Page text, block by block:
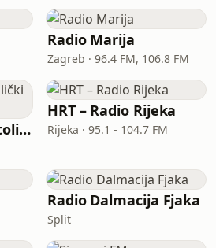
Radio Marija
Zagreb · 96.4 FM, 106.8 FM
HKR - Hrvatski katolički radio
HRT – Radio Rijeka
Rijeka · 95.1 - 104.7 FM
Radio Dalmacija Fjaka
Split